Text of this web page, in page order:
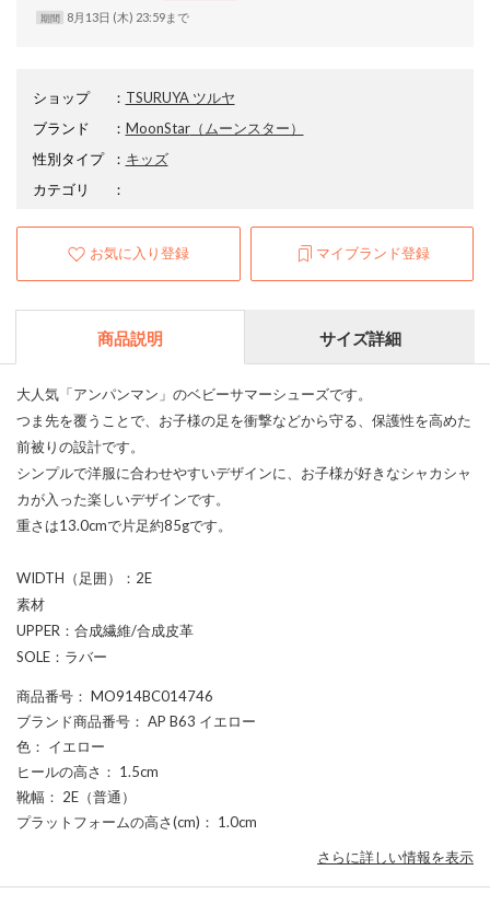
期間 8月13日 (木) 23:59まで
ショップ ： TSURUYA ツルヤ
ブランド
： MoonStar（ムーンスター）
性別タイプ
： キッズ
カテゴリ
：
お気に入り登録 マイブランド登録
商品説明 サイズ詳細
大人気「アンパンマン」のベビーサマーシューズです。
つま先を覆うことで、お子様の足を衝撃などから守る、保護性を高めた
前被りの設計です。
シンプルで洋服に合わせやすいデザインに、お子様が好きなシャカシャ
カが入った楽しいデザインです。
重さは13.0cmで片足約85gです。
WIDTH（足囲）：2E
素材
UPPER：合成繊維/合成皮革
SOLE：ラバー
商品番号 ： MO914BC014746
ブランド商品番号 ： AP B63 イエロー
色 ： イエロー
ヒールの高さ ： 1.5cm
靴幅 ： 2E（普通）
プラットフォームの高さ(cm) ： 1.0cm
さらに詳しい情報を表示